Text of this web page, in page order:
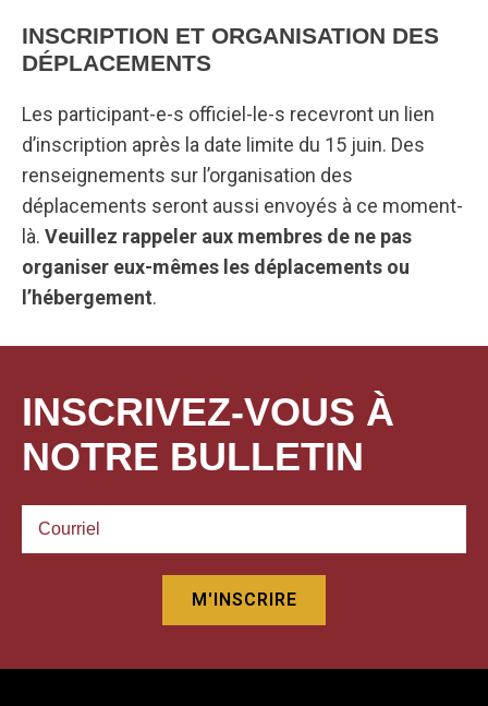
INSCRIPTION ET ORGANISATION DES
DÉPLACEMENTS
Les participant-e-s officiel-le-s recevront un lien
d’inscription après la date limite du 15 juin. Des
renseignements sur l’organisation des
déplacements seront aussi envoyés à ce moment-
là. Veuillez rappeler aux membres de ne pas
organiser eux-mêmes les déplacements ou
l’hébergement.
INSCRIVEZ-VOUS À
NOTRE BULLETIN